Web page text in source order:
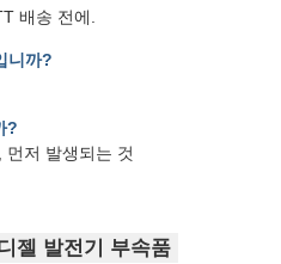
배송 전에.
니까?
?
저 발생되는 것
젤 발전기 부속품